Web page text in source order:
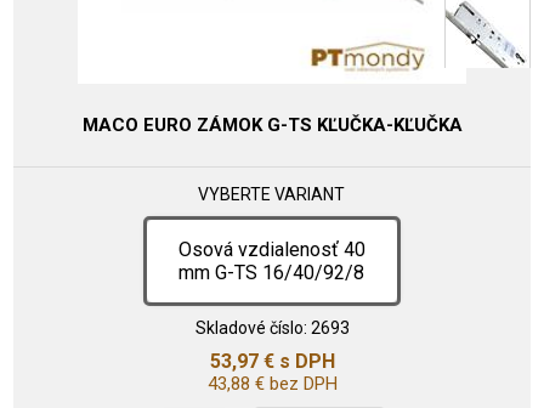
MACO EURO ZÁMOK G-TS KĽUČKA-KĽUČKA
VYBERTE VARIANT
Osová vzdialenosť 40
mm G-TS 16/40/92/8
Skladové číslo: 2693
53,97 €s DPH
43,88 €bez DPH